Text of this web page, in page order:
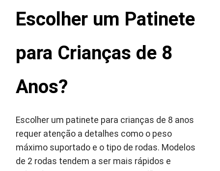
Escolher um Patinete
para Crianças de 8
Anos?
Escolher um patinete para crianças de 8 anos
requer atenção a detalhes como o peso
máximo suportado e o tipo de rodas. Modelos
de 2 rodas tendem a ser mais rápidos e